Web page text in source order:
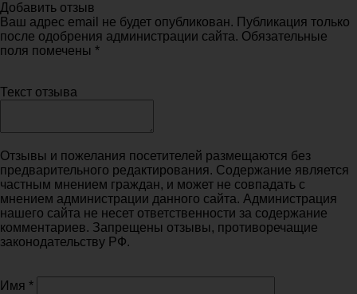
Добавить отзыв
Ваш адрес email не будет опубликован. Публикация только
после одобрения администрации сайта. Обязательные
поля помечены *
Текст отзыва
Отзывы и пожелания посетителей размещаются без
предварительного редактирования. Содержание является
частным мнением граждан, и может не совпадать с
мнением администрации данного сайта. Администрация
нашего сайта не несет ответственности за содержание
комментариев. Запрещены отзывы, противоречащие
законодательству РФ.
Имя *